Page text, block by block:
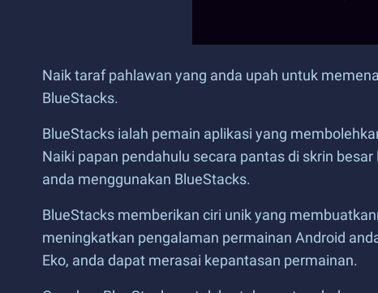
Naik taraf pahlawan yang anda upah untuk
BlueStacks.
BlueStacks ialah pemain aplikasi yang
Naiki papan pendahulu secara pantas di skrin
anda menggunakan BlueStacks.
BlueStacks memberikan ciri unik yang
meningkatkan pengalaman permainan Android
Eko, anda dapat merasai kepantasan permainan.